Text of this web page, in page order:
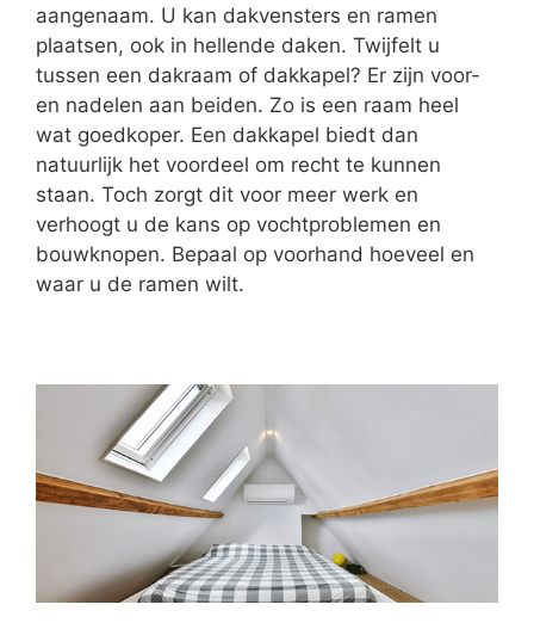
aangenaam. U kan dakvensters en ramen
plaatsen, ook in hellende daken. Twijfelt u
tussen een dakraam of dakkapel? Er zijn voor-
en nadelen aan beiden. Zo is een raam heel
wat goedkoper. Een dakkapel biedt dan
natuurlijk het voordeel om recht te kunnen
staan. Toch zorgt dit voor meer werk en
verhoogt u de kans op vochtproblemen en
bouwknopen. Bepaal op voorhand hoeveel en
waar u de ramen wilt.